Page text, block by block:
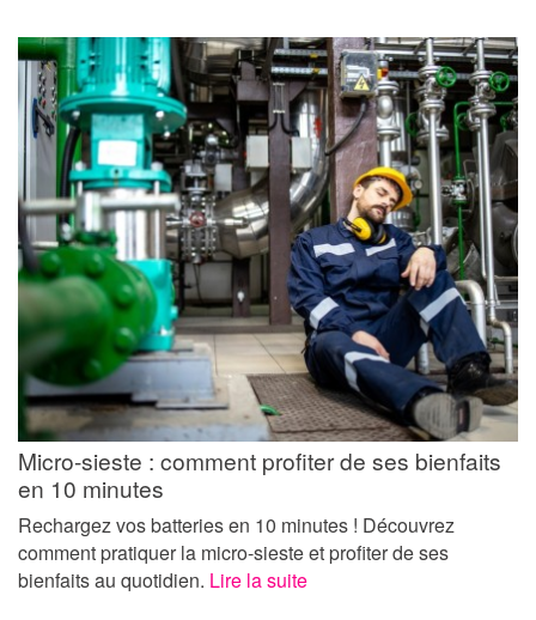
Micro-sieste : comment profiter de ses bienfaits
en 10 minutes
Rechargez vos batteries en 10 minutes ! Découvrez
comment pratiquer la micro-sieste et profiter de ses
bienfaits au quotidien. Lire la suite